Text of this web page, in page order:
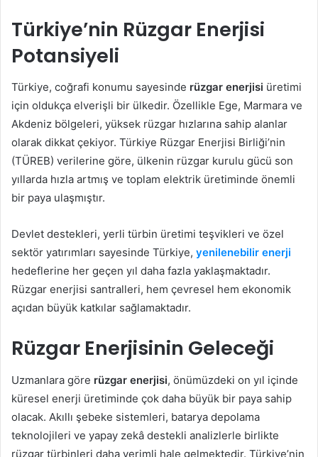
Türkiye’nin Rüzgar Enerjisi
Potansiyeli
Türkiye, coğrafi konumu sayesinde rüzgar enerjisi üretimi
için oldukça elverişli bir ülkedir. Özellikle Ege, Marmara ve
Akdeniz bölgeleri, yüksek rüzgar hızlarına sahip alanlar
olarak dikkat çekiyor. Türkiye Rüzgar Enerjisi Birliği’nin
(TÜREB) verilerine göre, ülkenin rüzgar kurulu gücü son
yıllarda hızla artmış ve toplam elektrik üretiminde önemli
bir paya ulaşmıştır.
Devlet destekleri, yerli türbin üretimi teşvikleri ve özel
sektör yatırımları sayesinde Türkiye, yenilenebilir enerji
hedeflerine her geçen yıl daha fazla yaklaşmaktadır.
Rüzgar enerjisi santralleri, hem çevresel hem ekonomik
açıdan büyük katkılar sağlamaktadır.
Rüzgar Enerjisinin Geleceği
Uzmanlara göre rüzgar enerjisi, önümüzdeki on yıl içinde
küresel enerji üretiminde çok daha büyük bir paya sahip
olacak. Akıllı şebeke sistemleri, batarya depolama
teknolojileri ve yapay zekâ destekli analizlerle birlikte
rüzgar türbinleri daha verimli hale gelmektedir. Türkiye’nin